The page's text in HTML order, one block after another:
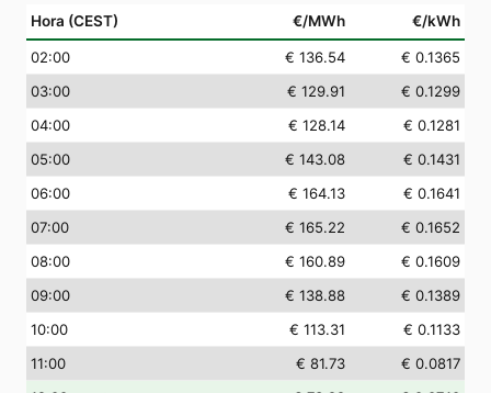
Hora (CEST) €/MWh €/kWh
02:00 € 136.54
€ 0.1365
03:00 € 129.91
€ 0.1299
04:00 € 128.14
€ 0.1281
05:00 € 143.08
€ 0.1431
06:00 € 164.13
€ 0.1641
07:00 € 165.22
€ 0.1652
08:00 € 160.89
€ 0.1609
09:00 € 138.88
€ 0.1389
10:00 € 113.31
€ 0.1133
11:00 € 81.73
€ 0.0817